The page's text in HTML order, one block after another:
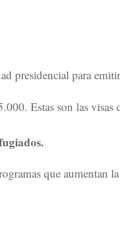
presidencial para
Estas son las visas
que aumentan